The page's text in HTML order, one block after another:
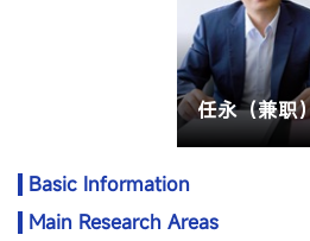
任永（兼职
Basic Information
Main Research Areas